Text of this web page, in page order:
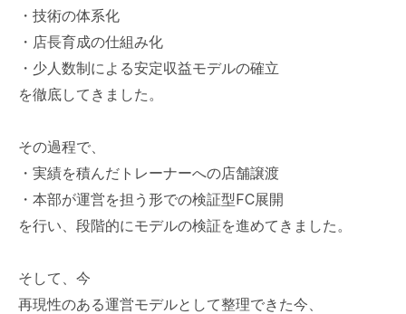
・技術の体系化
・店長育成の仕組み化
・少人数制による安定収益モデルの確立
を徹底してきました。
その過程で、
・実績を積んだトレーナーへの店舗譲渡
・本部が運営を担う形での検証型FC展開
を行い、段階的にモデルの検証を進めてきました。
そして、今
再現性のある運営モデルとして整理できた今、